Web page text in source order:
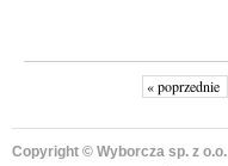
« poprzednie
Copyright © Wyborcza sp. z o.o.